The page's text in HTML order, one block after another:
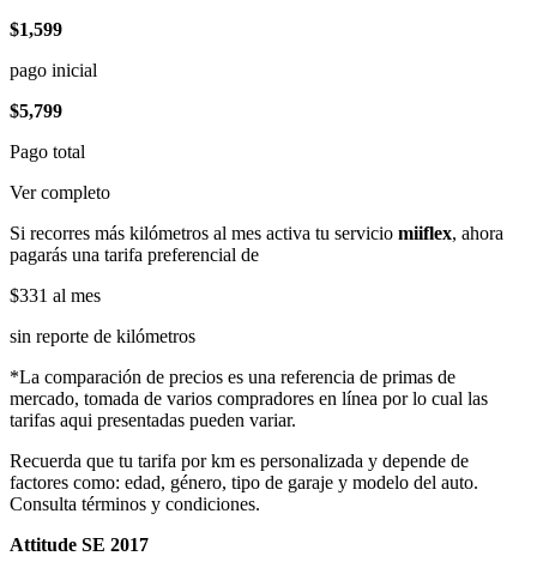
$1,599
pago inicial
$5,799
Pago total
Ver completo
Si recorres más kilómetros al mes activa tu servicio miiflex, ahora
pagarás una tarifa preferencial de
$331 al mes
sin reporte de kilómetros
*La comparación de precios es una referencia de primas de
mercado, tomada de varios compradores en línea por lo cual las
tarifas aqui presentadas pueden variar.
Recuerda que tu tarifa por km es personalizada y depende de
factores como: edad, género, tipo de garaje y modelo del auto.
Consulta términos y condiciones.
Attitude SE 2017